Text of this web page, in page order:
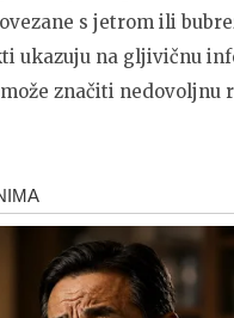
s jetrom ili
ukazuju na gljivičnu
značiti nedovoljnu